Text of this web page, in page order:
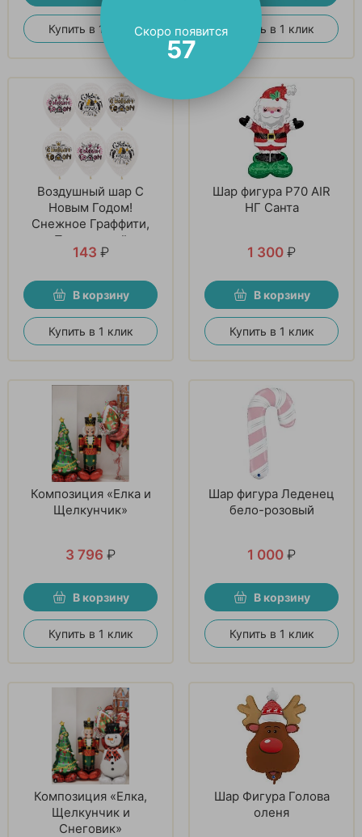
Купить в 1 клик Купить в 1 клик
Воздушный шар С
Новым Годом!
Снежное Граффити,
Прозрачный
143 ₽
В корзину
Купить в 1 клик
Шар фигура P70 AIR
НГ Санта
1 300 ₽
В корзину
Купить в 1 клик
Композиция «Елка и
Щелкунчик»
3 796 ₽
В корзину
Купить в 1 клик
Шар фигура Леденец
бело-розовый
1 000 ₽
В корзину
Купить в 1 клик
Композиция «Елка,
Щелкунчик и
Снеговик»
Шар Фигура Голова
оленя
Скоро появится
56